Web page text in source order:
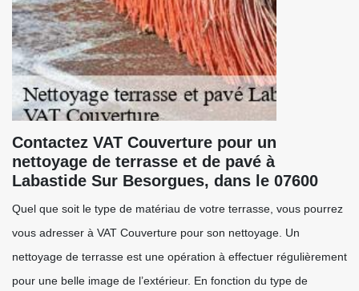
Contactez VAT Couverture pour un
nettoyage de terrasse et de pavé à
Labastide Sur Besorgues, dans le 07600
Quel que soit le type de matériau de votre terrasse, vous pourrez
vous adresser à VAT Couverture pour son nettoyage. Un
nettoyage de terrasse est une opération à effectuer régulièrement
pour une belle image de l’extérieur. En fonction du type de